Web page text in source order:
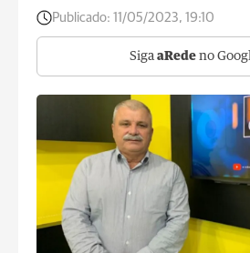
Publicado: 11/05/2023, 19:10
Siga aRede no